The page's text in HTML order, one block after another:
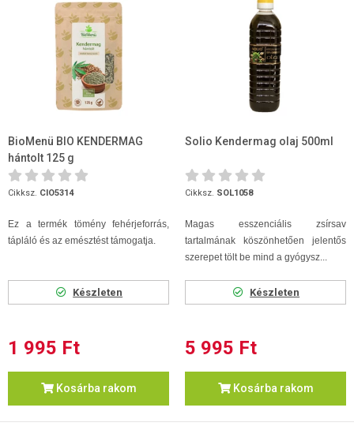
BioMenü BIO KENDERMAG
hántolt 125 g
Cikksz. CIO5314
Ez a termék tömény fehérjeforrás,
tápláló és az emésztést támogatja.
Készleten
1 995 Ft
Kosárba rakom
Solio Kendermag olaj 500ml
Cikksz. SOL1058
Magas esszenciális zsírsav
tartalmának köszönhetően jelentős
szerepet tölt be mind a gyógysz...
Készleten
5 995 Ft
Kosárba rakom